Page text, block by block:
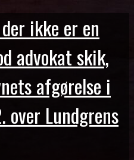
ikke er en
advokat skik,
afgørelse i
over Lundgrens